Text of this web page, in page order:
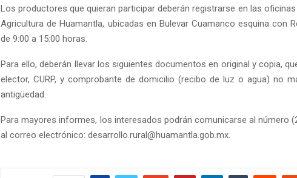
Los productores que quieran participar deberán registrarse en las
Agricultura de Huamantla, ubicadas en Bulevar Cuamanco esquina con
de 9:00 a 15:00 horas.
Para ello, deberán llevar los siguientes documentos en original y copia,
elector, CURP, y comprobante de domicilio (recibo de luz o agua) no
antigüedad.
Para mayores informes, los interesados podrán comunicarse al número
al correo electrónico: desarrollo.rural@huamantla.gob.mx.